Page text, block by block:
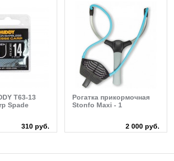
T63-13
Spade
310 руб.
Рогатка прикормочная
Stonfo Maxi - 1
2 000 руб.